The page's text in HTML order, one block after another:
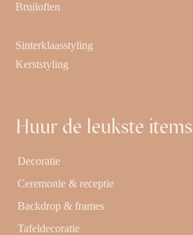
Bruiloften
Sinterklaasstyling
Kerststyling
Huur de leukste items
Decoratie
Ceremonie & receptie
Backdrop & frames
Tafeldecoratie